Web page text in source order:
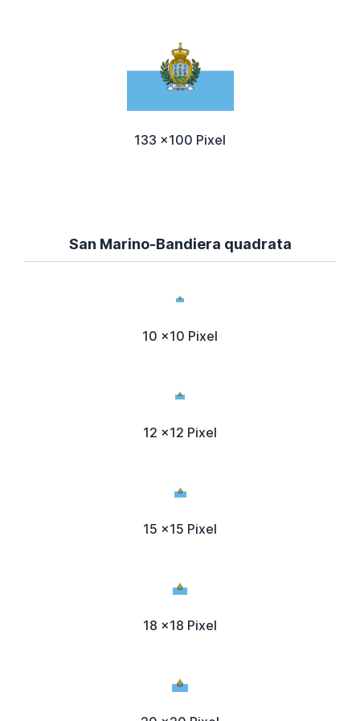
133 x100 Pixel
San Marino-Bandiera quadrata
10 x10 Pixel
12 x12 Pixel
15 x15 Pixel
18 x18 Pixel